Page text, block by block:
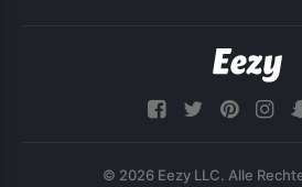
© 2026 Eezy LLC. Alle